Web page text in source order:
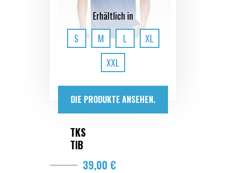
Erhältlich in
S
M L
XL
XXL
DIE PRODUKTE ANSEHEN.
TKS
TIB
39,00 €